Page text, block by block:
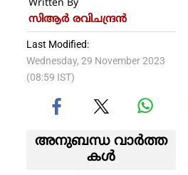
Written By
സിആര്‍ രവിചന്ദ്രന്‍
Last Modified:
Wednesday, 29 November 2023
(08:59 IST)
അനുബന്ധ വാര്‍ത്ത
കള്‍